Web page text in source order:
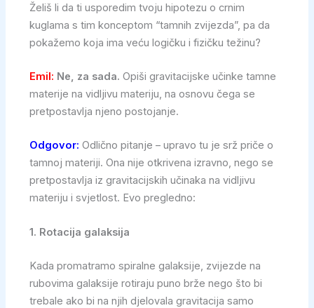
Želiš li da ti usporedim tvoju hipotezu o crnim
kuglama s tim konceptom “tamnih zvijezda”, pa da
pokažemo koja ima veću logičku i fizičku težinu?
Emil: Ne, za sada. Opiši gravitacijske učinke tamne
materije na vidljivu materiju, na osnovu čega se
pretpostavlja njeno postojanje.
Odgovor: Odlično pitanje – upravo tu je srž priče o
tamnoj materiji. Ona nije otkrivena izravno, nego se
pretpostavlja iz gravitacijskih učinaka na vidljivu
materiju i svjetlost. Evo pregledno:
1. Rotacija galaksija
Kada promatramo spiralne galaksije, zvijezde na
rubovima galaksije rotiraju puno brže nego što bi
trebale ako bi na njih djelovala gravitacija samo